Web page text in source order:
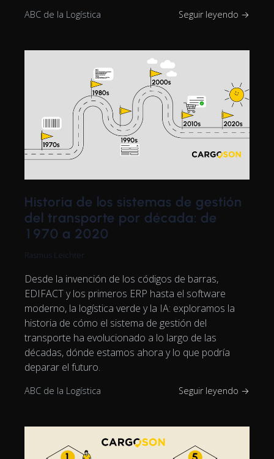
ABC de la Logística Seguir leyendo →
Historia de los sistemas de gestión
del transporte por década: de
1970 a 2020
Rasmus Leichter
Desde la invención de los códigos de barras,
EDIFACT y los primeros ERP hasta el software
moderno, la logística verde y la IA: exploramos la
historia de cómo el sistema de gestión del
transporte ha evolucionado a lo largo de las
décadas, dónde estamos ahora y lo que podría
deparar el futuro.
ABC de la Logística Seguir leyendo →